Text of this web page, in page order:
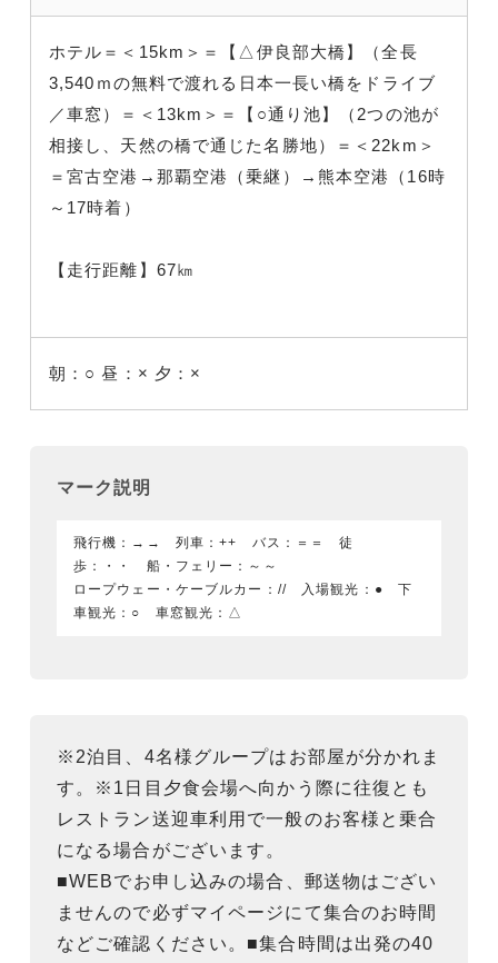
ホテル＝＜15km＞＝【△伊良部大橋】（全長
3,540ｍの無料で渡れる日本一長い橋をドライブ
／車窓）＝＜13km＞＝【○通り池】（2つの池が
相接し、天然の橋で通じた名勝地）＝＜22km＞
＝宮古空港→那覇空港（乗継）→熊本空港（16時
～17時着）
【走行距離】67㎞
朝：○ 昼：× 夕：×
マーク説明
飛行機：→→ 列車：++ バス：＝＝ 徒
歩：・・ 船・フェリー：～～
ロープウェー・ケーブルカー：// 入場観光：● 下
車観光：○ 車窓観光：△
※2泊目、4名様グループはお部屋が分かれま
す。※1日目夕食会場へ向かう際に往復とも
レストラン送迎車利用で一般のお客様と乗合
になる場合がございます。
■WEBでお申し込みの場合、郵送物はござい
ませんので必ずマイページにて集合のお時間
などご確認ください。■集合時間は出発の40